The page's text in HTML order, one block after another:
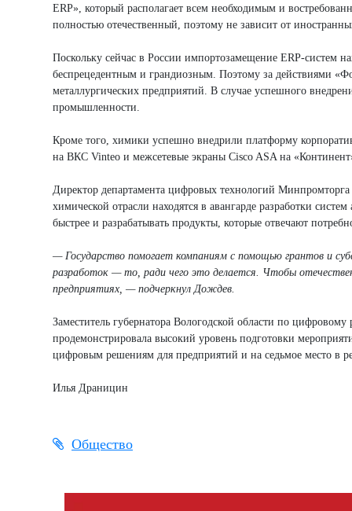
ERP», который располагает всем необходимым и
полностью отечественный, поэтому не зависит от
Поскольку сейчас в России импортозамещение ERP-систем
беспрецедентным и грандиозным. Поэтому за действиями
металлургических предприятий. В случае успешного
промышленности.
Кроме того, химики успешно внедрили платформу
на ВКС Vinteo и межсетевые экраны Cisco ASA на
Директор департамента цифровых технологий
химической отрасли находятся в авангарде разработки
быстрее и разрабатывать продукты, которые отвечают
— Государство помогает компаниям с помощью грантов и
разработок — то, ради чего это делается. Чтобы
предприятиях, — подчеркнул Дождев.
Заместитель губернатора Вологодской области по
продемонстрировала высокий уровень подготовки
цифровым решениям для предприятий и на седьмое место в
Илья Драницин
Общество